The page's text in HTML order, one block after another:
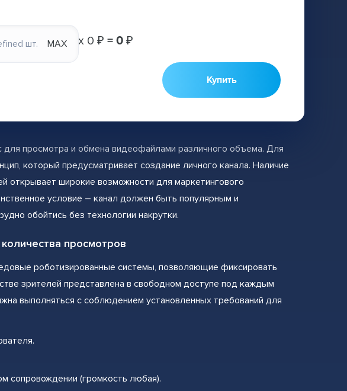
MAX х 0 ₽ = 0 ₽
Купить
просмотра и обмена видеофайлами различного объема. Для
который предусматривает создание личного канала. Наличие
открывает широкие возможности для маркетингового
условие – канал должен быть популярным и
обойтись без технологии накрутки.
просмотров
роботизированные системы, позволяющие фиксировать
зрителей представлена в свободном доступе под каждым
выполняться с соблюдением установленных требований для
сопровождении (громкость любая).